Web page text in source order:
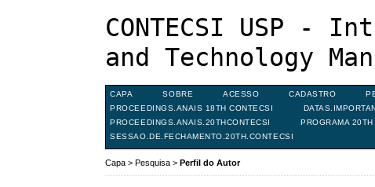
CONTECSI USP -
and Technology
CAPA SOBRE ACESSO CADASTRO
PROCEEDINGS.ANAIS 18TH CONTECSI
PROCEEDINGS.ANAIS.20THCONTECSI
PROGRAMA
SESSAO.DE.FECHAMENTO.20TH.CONTECSI
Capa >Pesquisa >Perfil do Autor